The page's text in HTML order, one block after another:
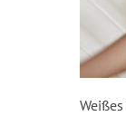
Weißes